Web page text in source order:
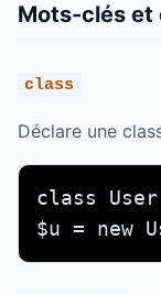
Mots-clés et
class
Déclare une
class
$u = new